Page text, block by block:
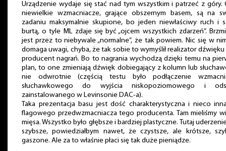
Urządzenie wydaje się stać nad tym wszystkim i patrzeć z góry.
niewielkie wzmacniacze, grające obszernym basem, są na
zadaniu maksymalnie skupione, bo jeden niewłaściwy ruch i
burtą, o tyle ML zdaje się być „ojcem wszystkich zdarzeń”.
jest przez to niebywale „normalne”, że tak powiem. Nic się w
domaga uwagi, chyba, że tak sobie to wymyślił realizator
producent nagrań. Bo to nagrania wychodzą dzięki temu na
plan, to one zmieniają dźwięk dobiegający z kolumn lub
nie odwrotnie (częścią testu było podłączenie
słuchawkowego do wyjścia niskopoziomowego i
zainstalowanego w Levinsonie DAC-a).
Taka prezentacja basu jest dość charakterystyczna i nieco
flagowego przedwzmacniacza tego producenta. Tam mieliśmy
mięsa. Wszystko było głębsze i bardziej plastyczne. Tutaj
szybsze, powiedziałbym nawet, że czystsze, ale krótsze,
gaszone. Ale za to właśnie płaci się tak duże pieniądze.